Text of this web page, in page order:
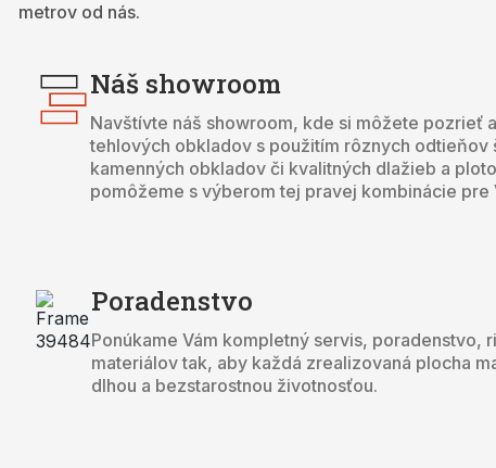
metrov od nás.
Náš showroom
Navštívte náš showroom, kde si môžete pozrieť
tehlových obkladov s použitím rôznych
kamenných obkladov či kvalitných dlažieb a
pomôžeme s výberom tej pravej kombinácie pre
Poradenstvo
Ponúkame Vám kompletný servis, poradenstvo,
materiálov tak, aby každá zrealizovaná plocha
dlhou a bezstarostnou životnosťou.